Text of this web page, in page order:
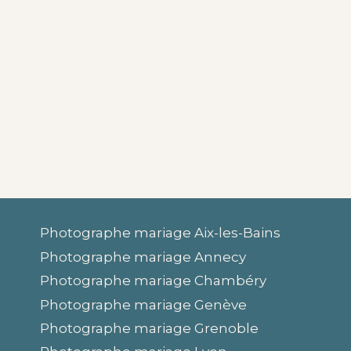
Photographe mariage Aix-les-Bains
Photographe mariage Annecy
Photographe mariage Chambéry
Photographe mariage Genève
Photographe mariage Grenoble